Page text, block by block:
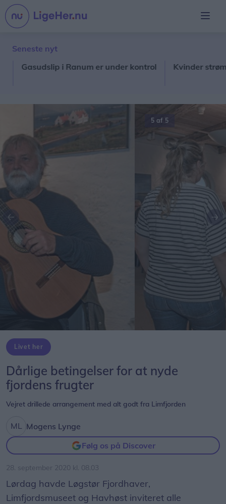
Seneste nyt
Gasudslip i Ranum er under kontrol
Kvinder strømmer
Forrige
Livet her
Dårlige betingelser for at nyde
fjordens frugter
Vejret drillede arrangement med alt godt fra Limfjorden
Mogens Lynge
Følg os på Discover
28. september 2020 kl. 08.03
Lørdag havde Løgstør Fjordhaver,
Limfjordsmuseet og Havhøst inviteret alle